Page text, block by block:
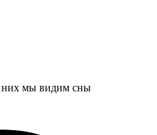
мы видим сны